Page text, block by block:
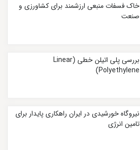
خاک فسفات منبعی ارزشمند برای کشاورزی و
صنعت
بررسی پلی اتیلن خطی (Linear
Polyethylene)
نیروگاه خورشیدی در ایران راهکاری پایدار برای
تامین انرژی